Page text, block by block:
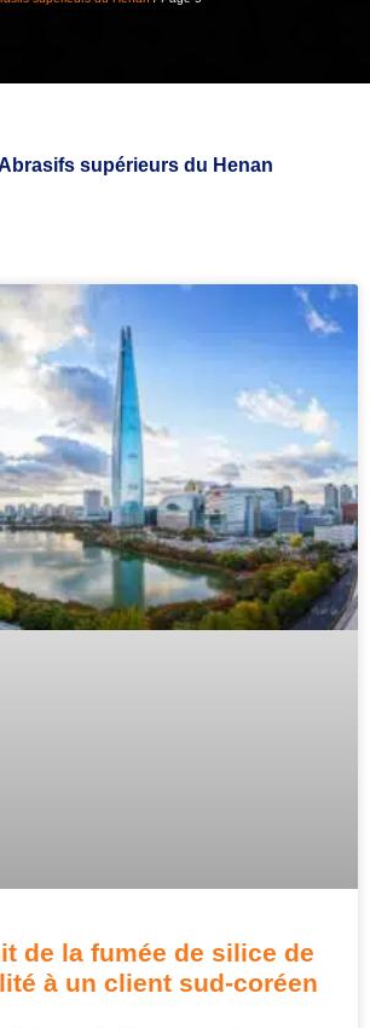
supérieurs du Henan
de la fumée de silice de
à un client sud-coréen